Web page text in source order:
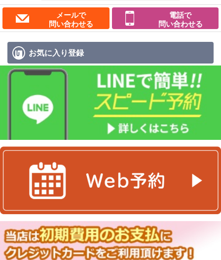
メールで
問い合わせる
電話で
問い合わせる
お気に入り登録